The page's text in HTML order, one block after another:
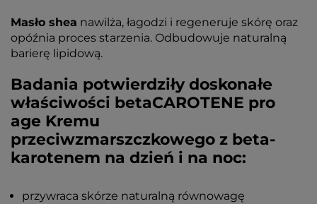
Masło shea nawilża, łagodzi i regeneruje skórę oraz
opóźnia proces starzenia. Odbudowuje naturalną
barierę lipidową.
Badania potwierdziły doskonałe
właściwości betaCAROTENE pro
age Kremu
przeciwzmarszczkowego z beta-
karotenem na dzień i na noc:
przywraca skórze naturalną równowagę